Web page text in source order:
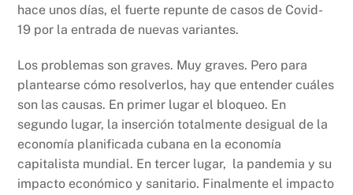
hace unos días, el fuerte repunte de casos de Covid-
19 por la entrada de nuevas variantes.
Los problemas son graves. Muy graves. Pero para
plantearse cómo resolverlos, hay que entender cuáles
son las causas. En primer lugar el bloqueo. En
segundo lugar, la inserción totalmente desigual de la
economía planificada cubana en la economía
capitalista mundial. En tercer lugar, la pandemia y su
impacto económico y sanitario. Finalmente el impacto